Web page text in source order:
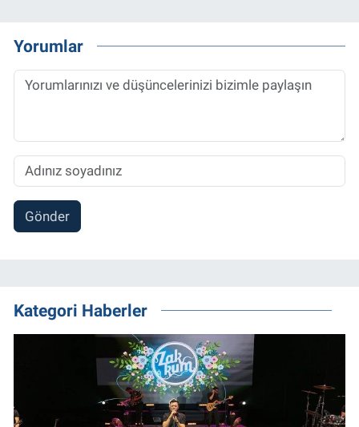
Yorumlar
Gönder
Kategori Haberler